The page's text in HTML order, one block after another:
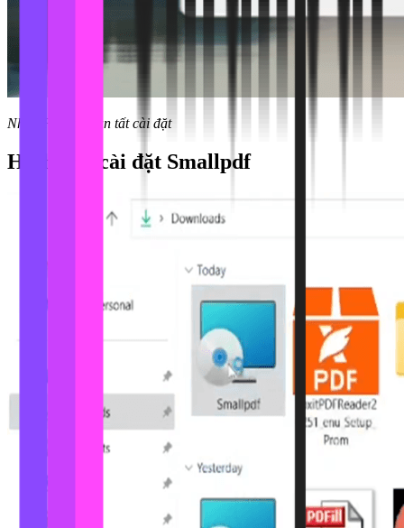
Nhấn Finish hoàn tất cài đặt
Hình ảnh cài đặt Smallpdf